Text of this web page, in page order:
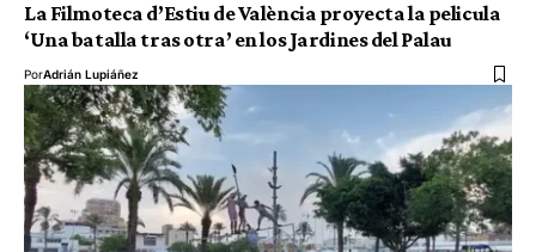
La Filmoteca d’Estiu de València proyecta la pelicula
‘Una batalla tras otra’ en los Jardines del Palau
PorAdrián Lupiáñez